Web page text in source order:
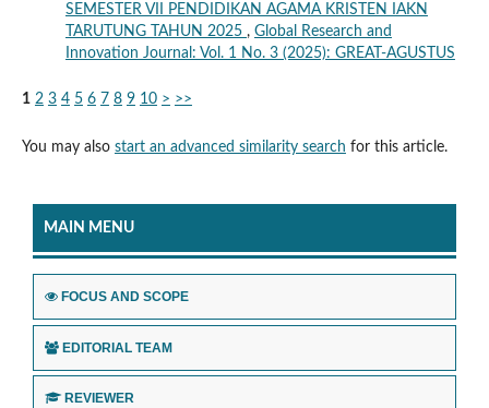
SEMESTER VII PENDIDIKAN AGAMA KRISTEN IAKN
TARUTUNG TAHUN 2025 , Global Research and
Innovation Journal: Vol. 1 No. 3 (2025): GREAT-AGUSTUS
1 2 3 4 5 6 7 8 9 10 > >>
You may also start an advanced similarity search for this article.
MAIN MENU
FOCUS AND SCOPE
EDITORIAL TEAM
REVIEWER